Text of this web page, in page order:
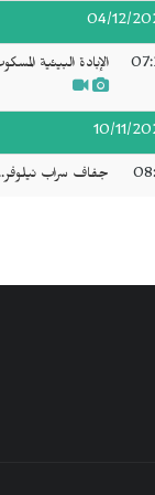
04/12/
الإبادة البيئية
10/11/
جفاف سراب